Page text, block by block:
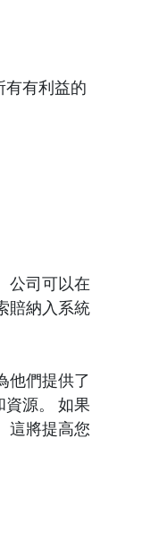
有有利益的
公司可以在
賠納入系統
他們提供了
源。 如果
這將提高您